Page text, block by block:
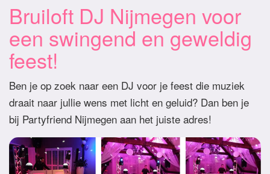
Bruiloft DJ Nijmegen voor
een swingend en geweldig
feest!
Ben je op zoek naar een DJ voor je feest die muziek
draait naar jullie wens met licht en geluid? Dan ben je
bij Partyfriend Nijmegen aan het juiste adres!